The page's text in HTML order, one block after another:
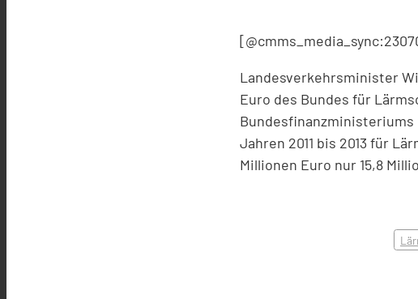
Landesverkehrsminister
Euro des Bundes für
Bundesfinanzministeriums
Jahren 2011 bis 2013 für
Millionen Euro nur 15,8